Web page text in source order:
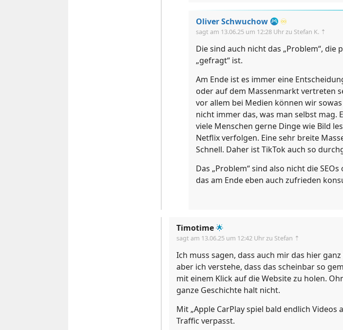
Oliver Schwuchow ♾️
sagt am 13.06.25 um 12:28 Uhrzu Stefan K. ⇡
Die sind auch nicht das „Problem“, die
„gefragt“ ist.
Am Ende ist es immer eine
oder auf dem Massenmarkt vertreten
vor allem bei Medien können wir
nicht immer das, was man selbst mag.
viele Menschen gerne Dinge wie Bild
Netflix verfolgen. Eine sehr breite
Schnell. Daher ist TikTok auch so
Das „Problem“ sind also nicht die
das am Ende eben auch zufrieden
Timotime🌟
sagt am 13.06.25 um 12:42 Uhrzu Stefan ⇡
Ich muss sagen, dass auch mir das hier
aber ich verstehe, dass das scheinbar so
mit einem Klick auf die Website zu holen.
ganze Geschichte halt nicht.
Mit „Apple CarPlay spiel bald endlich
Traffic verpasst.